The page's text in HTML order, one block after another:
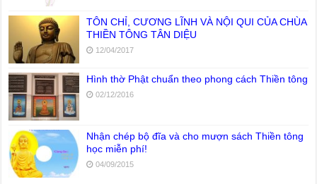
TÔN CHỈ, CƯƠNG LĨNH VÀ NỘI QUI CỦA CHÙA
THIỀN TÔNG TÂN DIỆU
12/04/2017
Hình thờ Phật chuẩn theo phong cách Thiền tông
02/12/2016
Nhận chép bộ đĩa và cho mượn sách Thiền tông
học miễn phí!
04/09/2015